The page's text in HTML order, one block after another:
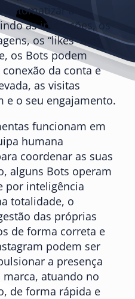
a
as interações, os
os “likes” e os
os Bots podem
da conta e
as visitas
e o seu engajamento.
funcionam em
humana
coordenar as suas
alguns Bots operam
por inteligência
totalidade, o
das próprias
de forma correta e
podem ser
a presença
atuando no
de forma rápida e